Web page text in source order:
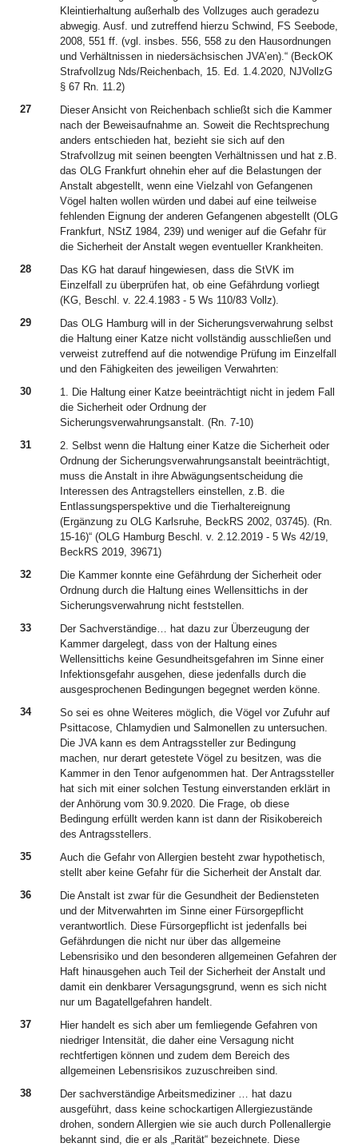
Kleintierhaltung außerhalb des Vollzuges auch geradezu
abwegig. Ausf. und zutreffend hierzu Schwind, FS Seebode,
2008, 551 ff. (vgl. insbes. 556, 558 zu den Hausordnungen
und Verhältnissen in niedersächsischen JVA’en).“ (BeckOK
Strafvollzug Nds/Reichenbach, 15. Ed. 1.4.2020, NJVollzG
§ 67 Rn. 11.2)
27
Dieser Ansicht von Reichenbach schließt sich die Kammer
nach der Beweisaufnahme an. Soweit die Rechtsprechung
anders entschieden hat, bezieht sie sich auf den
Strafvollzug mit seinen beengten Verhältnissen und hat z.B.
das OLG Frankfurt ohnehin eher auf die Belastungen der
Anstalt abgestellt, wenn eine Vielzahl von Gefangenen
Vögel halten wollen würden und dabei auf eine teilweise
fehlenden Eignung der anderen Gefangenen abgestellt (OLG
Frankfurt, NStZ 1984, 239) und weniger auf die Gefahr für
die Sicherheit der Anstalt wegen eventueller Krankheiten.
28
Das KG hat darauf hingewiesen, dass die StVK im
Einzelfall zu überprüfen hat, ob eine Gefährdung vorliegt
(KG, Beschl. v. 22.4.1983 - 5 Ws 110/83 Vollz).
29
Das OLG Hamburg will in der Sicherungsverwahrung selbst
die Haltung einer Katze nicht vollständig ausschließen und
verweist zutreffend auf die notwendige Prüfung im Einzelfall
und den Fähigkeiten des jeweiligen Verwahrten:
30
1. Die Haltung einer Katze beeinträchtigt nicht in jedem Fall
die Sicherheit oder Ordnung der
Sicherungsverwahrungsanstalt. (Rn. 7-10)
31
2. Selbst wenn die Haltung einer Katze die Sicherheit oder
Ordnung der Sicherungsverwahrungsanstalt beeinträchtigt,
muss die Anstalt in ihre Abwägungsentscheidung die
Interessen des Antragstellers einstellen, z.B. die
Entlassungsperspektive und die Tierhaltereignung
(Ergänzung zu OLG Karlsruhe, BeckRS 2002, 03745). (Rn.
15-16)“ (OLG Hamburg Beschl. v. 2.12.2019 - 5 Ws 42/19,
BeckRS 2019, 39671)
32
Die Kammer konnte eine Gefährdung der Sicherheit oder
Ordnung durch die Haltung eines Wellensittichs in der
Sicherungsverwahrung nicht feststellen.
33
Der Sachverständige… hat dazu zur Überzeugung der
Kammer dargelegt, dass von der Haltung eines
Wellensittichs keine Gesundheitsgefahren im Sinne einer
Infektionsgefahr ausgehen, diese jedenfalls durch die
ausgesprochenen Bedingungen begegnet werden könne.
34
So sei es ohne Weiteres möglich, die Vögel vor Zufuhr auf
Psittacose, Chlamydien und Salmonellen zu untersuchen.
Die JVA kann es dem Antragssteller zur Bedingung
machen, nur derart getestete Vögel zu besitzen, was die
Kammer in den Tenor aufgenommen hat. Der Antragssteller
hat sich mit einer solchen Testung einverstanden erklärt in
der Anhörung vom 30.9.2020. Die Frage, ob diese
Bedingung erfüllt werden kann ist dann der Risikobereich
des Antragsstellers.
35
Auch die Gefahr von Allergien besteht zwar hypothetisch,
stellt aber keine Gefahr für die Sicherheit der Anstalt dar.
36
Die Anstalt ist zwar für die Gesundheit der Bediensteten
und der Mitverwahrten im Sinne einer Fürsorgepflicht
verantwortlich. Diese Fürsorgepflicht ist jedenfalls bei
Gefährdungen die nicht nur über das allgemeine
Lebensrisiko und den besonderen allgemeinen Gefahren der
Haft hinausgehen auch Teil der Sicherheit der Anstalt und
damit ein denkbarer Versagungsgrund, wenn es sich nicht
nur um Bagatellgefahren handelt.
37
Hier handelt es sich aber um femliegende Gefahren von
niedriger Intensität, die daher eine Versagung nicht
rechtfertigen können und zudem dem Bereich des
allgemeinen Lebensrisikos zuzuschreiben sind.
38
Der sachverständige Arbeitsmediziner … hat dazu
ausgeführt, dass keine schockartigen Allergiezustände
drohen, sondern Allergien wie sie auch durch Pollenallergie
bekannt sind, die er als „Rarität“ bezeichnete. Diese